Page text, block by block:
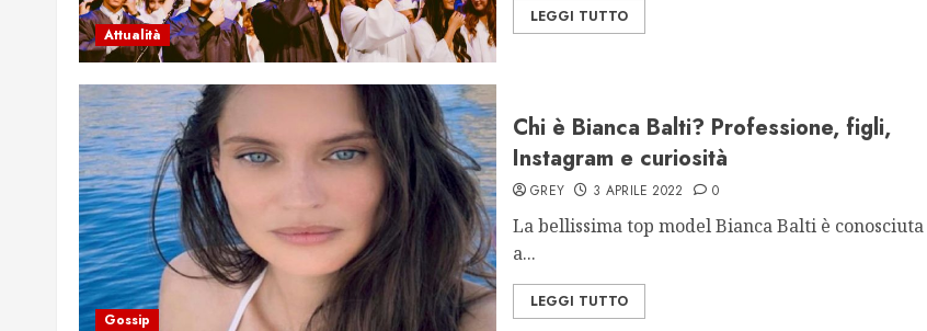
Attualità
LEGGI TUTTO
Gossip
Chi è Bianca Balti? Professione, figli,
Instagram e curiosità
GREY 3 APRILE 2022 0
La bellissima top model Bianca Balti è conosciuta
a...
LEGGI TUTTO